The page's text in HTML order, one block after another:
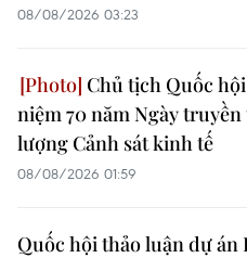
08/08/2026 03:23
Chủ tịch Quốc
niệm 70 năm Ngày
lượng Cảnh sát kinh tế
08/08/2026 01:59
Quốc hội thảo luận dự án